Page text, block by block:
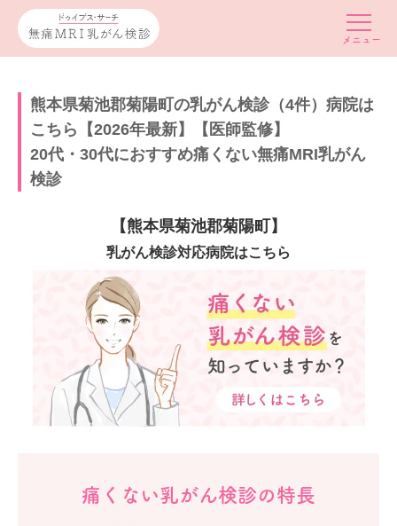
熊本県菊池郡菊陽町の乳がん検診（4件）病院は
こちら【2026年最新】【医師監修】
20代・30代におすすめ痛くない無痛MRI乳がん
検診
【熊本県菊池郡菊陽町】
乳がん検診対応病院はこちら
痛くない乳がん検診の特長